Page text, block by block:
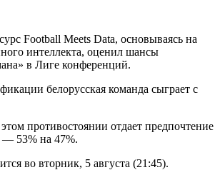
Football Meets Data, основываясь на
интеллекта, оценил шансы
в Лиге конференций.
белорусская команда сыграет с
противостоянии отдает предпочтение
— 53% на 47%.
во вторник, 5 августа (21:45).